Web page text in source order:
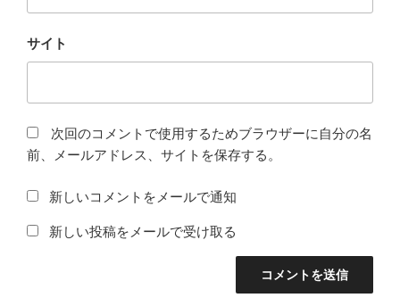
サイト
次回のコメントで使用するためブラウザーに自分の名
前、メールアドレス、サイトを保存する。
新しいコメントをメールで通知
新しい投稿をメールで受け取る